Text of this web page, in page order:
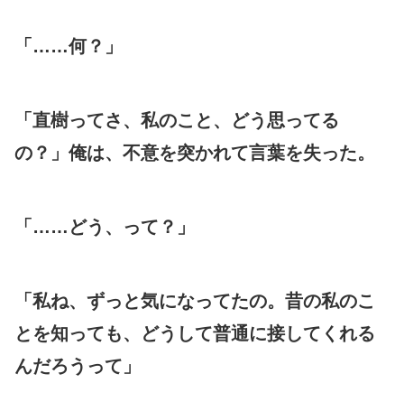
「……何？」
「直樹ってさ、私のこと、どう思ってる
の？」俺は、不意を突かれて言葉を失った。
「……どう、って？」
「私ね、ずっと気になってたの。昔の私のこ
とを知っても、どうして普通に接してくれる
んだろうって」